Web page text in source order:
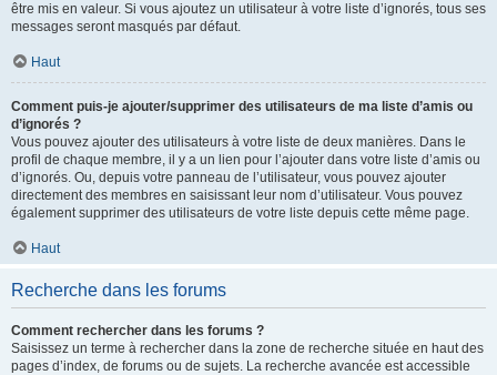
être mis en valeur. Si vous ajoutez un utilisateur à votre liste d’ignorés, tous ses
messages seront masqués par défaut.
Haut
Comment puis-je ajouter/supprimer des utilisateurs de ma liste d’amis ou
d’ignorés ?
Vous pouvez ajouter des utilisateurs à votre liste de deux manières. Dans le
profil de chaque membre, il y a un lien pour l’ajouter dans votre liste d’amis ou
d’ignorés. Ou, depuis votre panneau de l’utilisateur, vous pouvez ajouter
directement des membres en saisissant leur nom d’utilisateur. Vous pouvez
également supprimer des utilisateurs de votre liste depuis cette même page.
Haut
Recherche dans les forums
Comment rechercher dans les forums ?
Saisissez un terme à rechercher dans la zone de recherche située en haut des
pages d’index, de forums ou de sujets. La recherche avancée est accessible